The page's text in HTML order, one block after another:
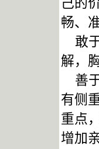
畅、
敢
解，
善
有侧
重点
增加